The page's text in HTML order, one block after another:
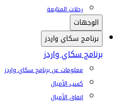
رحلات المتابعة
الوجهات
برنامج سكاي واردز
برنامج سكاي واردز
معلومات عن برنامج سكاي واردز
كسب الأميال
إنفاق الأميال